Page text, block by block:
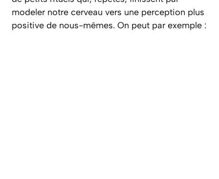
modeler notre cerveau vers une perception plus
positive de nous-mêmes. On peut par exemple :